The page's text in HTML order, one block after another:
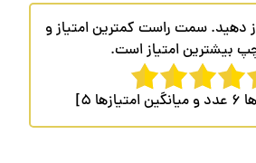
دهید. سمت راست کمترین امتیاز و
بیشترین امتیاز است.
6 عدد و میانگین امتیازها 5
]